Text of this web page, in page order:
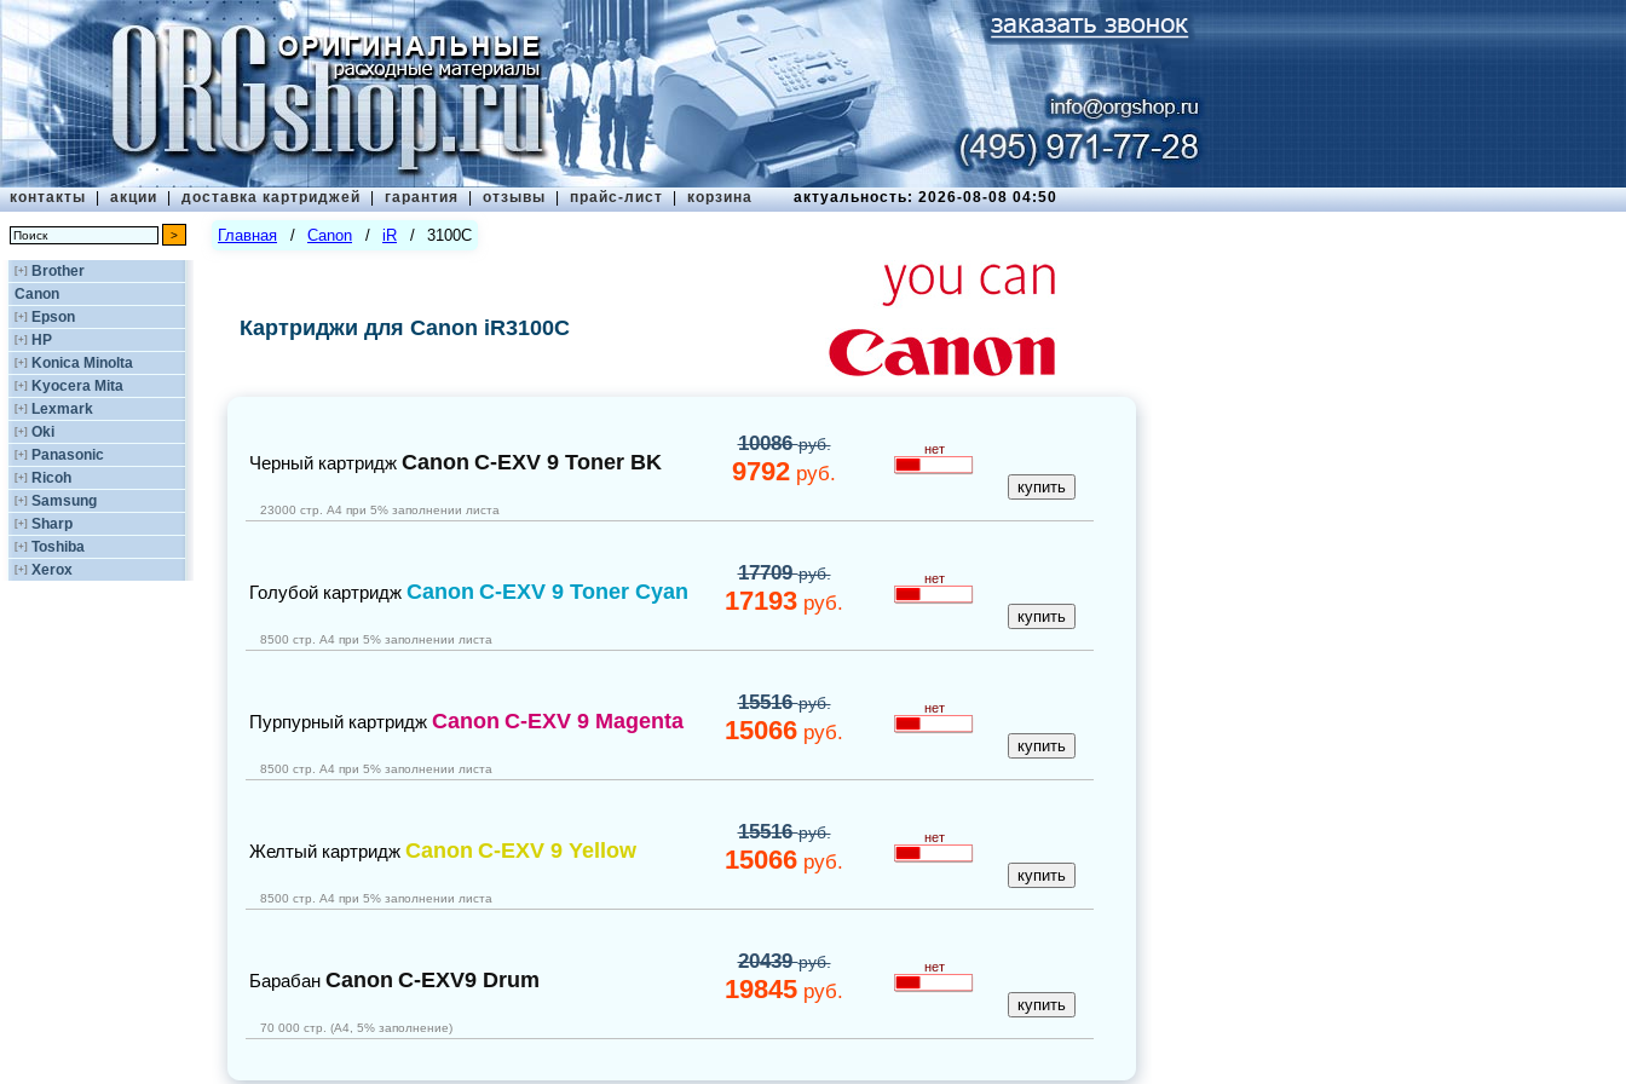
контакты | акции | доставка картриджей | гарантия | отзывы | прайс-лист | корзина актуальность: 2026-08-08 04:50
[+] Brother
Canon
[+] Epson
[+] HP
[+] Konica Minolta
[+] Kyocera Mita
[+] Lexmark
[+] Oki
[+] Panasonic
[+] Ricoh
[+] Samsung
[+] Sharp
[+] Toshiba
[+] Xerox
Главная / Canon / iR / 3100C
Картриджи для Canon iR3100C
Черный картридж Canon C-EXV 9 Toner BK
10086руб.
9792 руб.
нет
23000 стр. А4 при 5% заполнении листа
Голубой картридж Canon C-EXV 9 Toner Cyan
17709руб.
17193 руб.
нет
8500 стр. А4 при 5% заполнении листа
Пурпурный картридж Canon C-EXV 9 Magenta
15516руб.
15066 руб.
нет
8500 стр. А4 при 5% заполнении листа
Желтый картридж Canon C-EXV 9 Yellow
15516руб.
15066 руб.
нет
8500 стр. А4 при 5% заполнении листа
Барабан Canon C-EXV9 Drum
20439руб.
19845 руб.
нет
70 000 стр. (А4, 5% заполнение)